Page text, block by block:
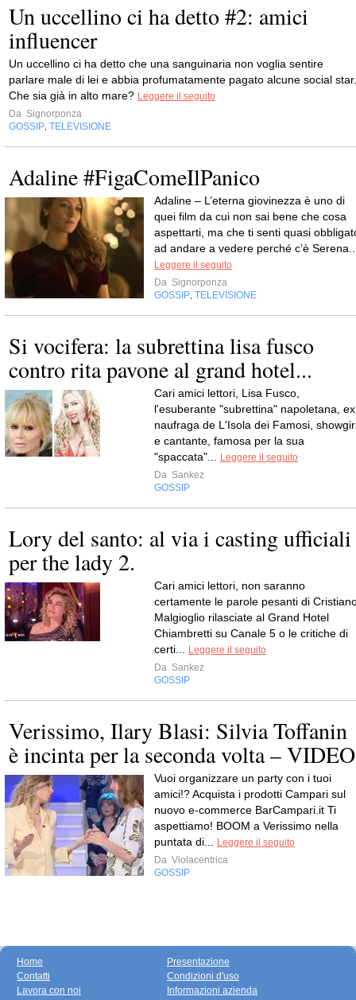
Un uccellino ci ha detto #2: amici
influencer
Un uccellino ci ha detto che una sanguinaria non voglia sentire
parlare male di lei e abbia profumatamente pagato alcune social star.
Che sia già in alto mare? Leggere il seguito
Da Signorponza
GOSSIP TELEVISIONE
Adaline #FigaComeIlPanico
Adaline – L’eterna giovinezza è uno di
quei film da cui non sai bene che cosa
aspettarti, ma che ti senti quasi
ad andare a vedere perché c’è
Leggere il seguito
Da Signorponza
GOSSIP TELEVISIONE
Si vocifera: la subrettina lisa fusco
contro rita pavone al grand hotel...
Cari amici lettori, Lisa Fusco,
l'esuberante "subrettina" napoletana, ex
naufraga de L'Isola dei Famosi,
e cantante, famosa per la sua
"spaccata"...
Leggere il seguito
Da Sankez
GOSSIP
Lory del santo: al via i casting ufficiali
per the lady 2.
Cari amici lettori, non saranno
certamente le parole pesanti di
Malgioglio rilasciate al Grand Hotel
Chiambretti su Canale 5 o le critiche di
certi...
Leggere il seguito
Da Sankez
GOSSIP
Verissimo, Ilary Blasi: Silvia Toffanin
è incinta per la seconda volta – VIDEO
Vuoi organizzare un party con i tuoi
amici!? Acquista i prodotti Campari sul
nuovo e-commerce BarCampari.it Ti
aspettiamo! BOOM a Verissimo nella
puntata di...
Leggere il seguito
Da Violacentrica
GOSSIP
Home
Contatti
Lavora con noi
Presentazione
Condizioni d'uso
Informazioni azienda